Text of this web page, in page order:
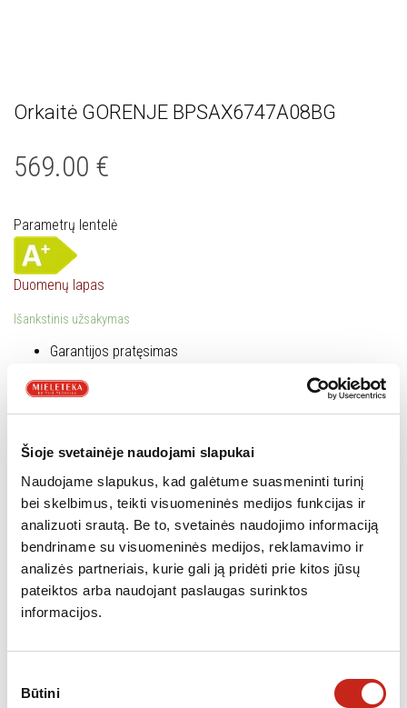
Šioje svetainėje naudojami slapukai
Naudojame slapukus, kad galėtume suasmeninti turinį
bei skelbimus, teikti visuomeninės medijos funkcijas ir
analizuoti srautą. Be to, svetainės naudojimo informaciją
bendriname su visuomeninės medijos, reklamavimo ir
analizės partneriais, kurie gali ją pridėti prie kitos jūsų
pateiktos arba naudojant paslaugas surinktos
informacijos.
pasirinkimas
Būtini
Orkaitė GORENJE BPSAX6747A08BG
569.00 €
Parametrų lentelė
Duomenų lapas
Išankstinis užsakymas
Garantijos pratęsimas
metai
metai
+3
metai
+4
metai
+5
metai
kiekis:
GORENJE